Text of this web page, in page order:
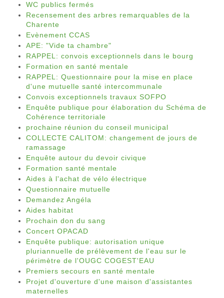
WC publics fermés
Recensement des arbres remarquables de la
Charente
Evènement CCAS
APE: "Vide ta chambre"
RAPPEL: convois exceptionnels dans le bourg
Formation en santé mentale
RAPPEL: Questionnaire pour la mise en place
d'une mutuelle santé intercommunale
Convois exceptionnels travaux SOFPO
Enquête publique pour élaboration du Schéma de
Cohérence territoriale
prochaine réunion du conseil municipal
COLLECTE CALITOM: changement de jours de
ramassage
Enquête autour du devoir civique
Formation santé mentale
Aides à l'achat de vélo électrique
Questionnaire mutuelle
Demandez Angéla
Aides habitat
Prochain don du sang
Concert OPACAD
Enquête publique: autorisation unique
pluriannuelle de prélèvement de l'eau sur le
périmètre de l'OUGC COGEST'EAU
Premiers secours en santé mentale
Projet d'ouverture d'une maison d'assistantes
maternelles